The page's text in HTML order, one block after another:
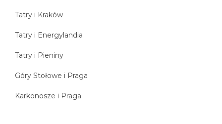
Tatry i Kraków
Tatry i Energylandia
Tatry i Pieniny
Góry Stołowe i Praga
Karkonosze i Praga